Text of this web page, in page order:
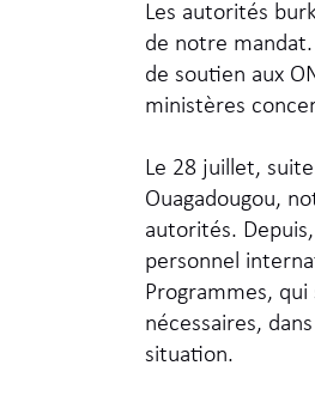
Les autorités
de notre mandat.
de soutien aux
ministères
Le 28 juillet,
Ouagadougou,
autorités.
personnel
Programmes,
nécessaires,
situation.